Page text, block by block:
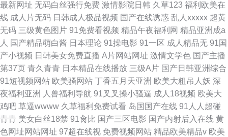
最新网址 无码白丝强行免费 激情影院日韩 久草123 福利欧美在
线 成人片无码 日韩成人极品视频 国产在线诱惑 乱人xxxxx 超黄
无码 三级黄色图片 91免费看视频 精品午夜福利网 精品亚洲成a
人 国产精品萌白酱 日本理论 91操电影 91一区 成人精品无 91国
产小视频 日韩美女免费直播 A片网站网址 激情文学色 国产主播
第37页 青久青青 日本精品在线播放 三级A片 国产日韩亚洲综合
91短视频网站 欧美骚网站 丁香五月天亚洲 欧美大粗吊人妖 深
夜福利亚洲
人兽福利导航 91叉叉操小骚逼 成人18视频 欧美大
鸡吧 草逼wwww 久草福利免费试看 岛国国产在线 91人人超碰
青青 美女白丝18禁 91肏比 国产三区电影 国产内射后入在线 黄
色网址网站网址 97超在线视 免费视频网站 精品欧美精品v 欧美